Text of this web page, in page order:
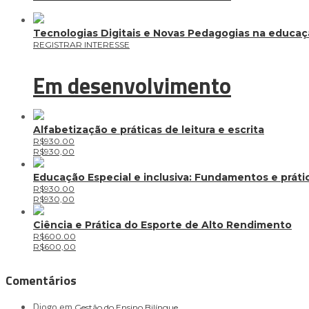
Tecnologias Digitais e Novas Pedagogias na
REGISTRAR INTERESSE
Em desenvolvimento
Alfabetização e práticas de leitura e escrita
R$930.00
R$930,00
Educação Especial e inclusiva: Fundamentos e
R$930.00
R$930,00
Ciência e Prática do Esporte de Alto Rendimento
R$600.00
R$600,00
Comentários